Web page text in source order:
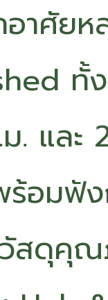
าศัย
ทั้
. และ
ร้อมฟั
สดุคุณ